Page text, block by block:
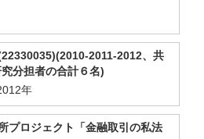
2011-2012、共
分担者の合計６名)
年
プロジェクト「金融取引の私法